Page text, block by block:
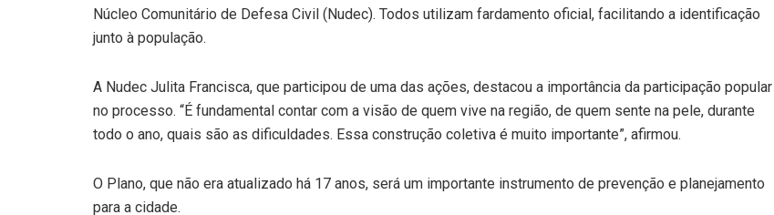
Núcleo Comunitário de Defesa Civil (Nudec). Todos utilizam fardamento oficial, facilitando a identificação
junto à população.
A Nudec Julita Francisca, que participou de uma das ações, destacou a importância da participação popular
no processo. “É fundamental contar com a visão de quem vive na região, de quem sente na pele, durante
todo o ano, quais são as dificuldades. Essa construção coletiva é muito importante”, afirmou.
O Plano, que não era atualizado há 17 anos, será um importante instrumento de prevenção e planejamento
para a cidade.